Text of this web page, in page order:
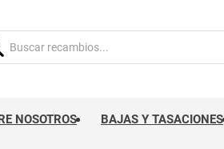
NOSOTROS BAJAS Y TASACIONES